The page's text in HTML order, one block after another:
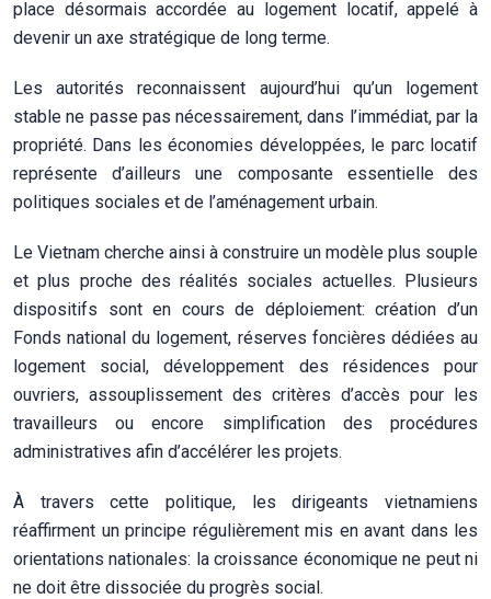
place désormais accordée au logement locatif, appelé à
devenir un axe stratégique de long terme.
Les autorités reconnaissent aujourd’hui qu’un logement
stable ne passe pas nécessairement, dans l’immédiat, par la
propriété. Dans les économies développées, le parc locatif
représente d’ailleurs une composante essentielle des
politiques sociales et de l’aménagement urbain.
Le Vietnam cherche ainsi à construire un modèle plus souple
et plus proche des réalités sociales actuelles. Plusieurs
dispositifs sont en cours de déploiement: création d’un
Fonds national du logement, réserves foncières dédiées au
logement social, développement des résidences pour
ouvriers, assouplissement des critères d’accès pour les
travailleurs ou encore simplification des procédures
administratives afin d’accélérer les projets.
À travers cette politique, les dirigeants vietnamiens
réaffirment un principe régulièrement mis en avant dans les
orientations nationales: la croissance économique ne peut ni
ne doit être dissociée du progrès social.